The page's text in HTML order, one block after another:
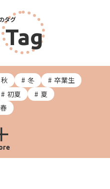
タグ
秋 冬
卒業生
初夏
夏
春